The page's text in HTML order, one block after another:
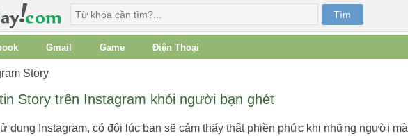
Gmail Game Điện Thoại
Story
Story trên Instagram khỏi người bạn ghét
dụng Instagram, có đôi lúc bạn sẽ cảm thấy thật phiền phức khi những người mà